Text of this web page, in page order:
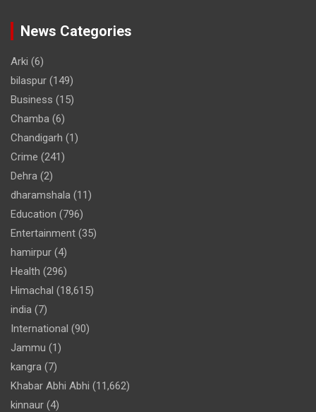
News Categories
Arki (6)
bilaspur (149)
Business (15)
Chamba (6)
Chandigarh (1)
Crime (241)
Dehra (2)
dharamshala (11)
Education (796)
Entertainment (35)
hamirpur (4)
Health (296)
Himachal (18,615)
india (7)
International (90)
Jammu (1)
kangra (7)
Khabar Abhi Abhi (11,662)
kinnaur (4)